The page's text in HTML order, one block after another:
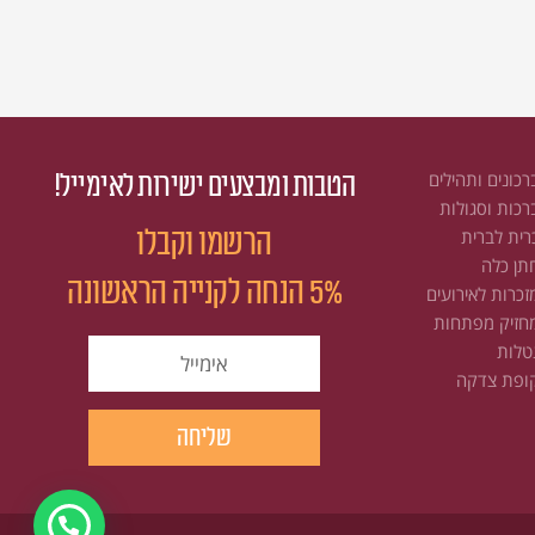
ותהילים
וסגולות
לברית
כלה
לאירועים
מפתחות
צדקה
הטבות ומבצעים ישירות לאימייל!
הרשמו וקבלו
5% הנחה לקנייה הראשונה
שליחה